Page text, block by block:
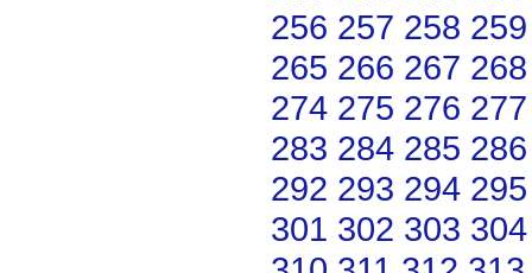
256 257 258 259
265 266 267 268
274 275 276 277
283 284 285 286
292 293 294 295
301 302 303 304